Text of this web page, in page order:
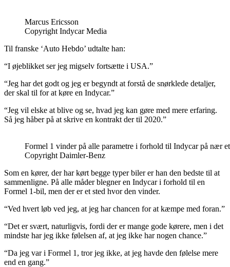
Marcus Ericsson
Copyright Indycar Media
Til franske ‘Auto Hebdo’ udtalte han:
“I øjeblikket ser jeg migselv fortsætte i USA.”
“Jeg har det godt og jeg er begyndt at forstå de snørklede detaljer,
der skal til for at køre en Indycar.”
“Jeg vil elske at blive og se, hvad jeg kan gøre med mere erfaring.
Så jeg håber på at skrive en kontrakt der til 2020.”
Formel 1 vinder på alle parametre i forhold til Indycar på nær
Copyright Daimler-Benz
Som en kører, der har kørt begge typer biler er han den bedste til at
sammenligne. På alle måder blegner en Indycar i forhold til en
Formel 1-bil, men der er et sted hvor den vinder.
“Ved hvert løb ved jeg, at jeg har chancen for at kæmpe med foran.”
“Det er svært, naturligvis, fordi der er mange gode kørere, men i det
mindste har jeg ikke følelsen af, at jeg ikke har nogen chance.”
“Da jeg var i Formel 1, tror jeg ikke, at jeg havde den følelse mere
end en gang.”